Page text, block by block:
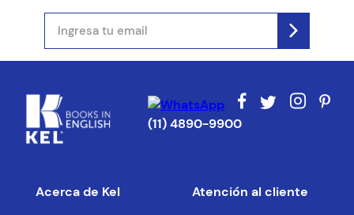
(11) 4890-9900
Acerca de Kel Atención al cliente